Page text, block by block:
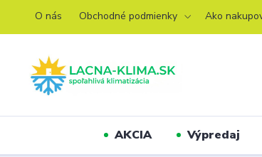
O nás Obchodné podmienky Ako
AKCIA Výpredaj